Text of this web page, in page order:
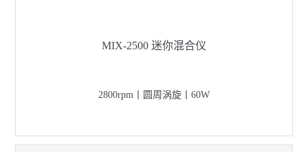
MIX-2500 迷你混合仪
2800rpm丨圆周涡旋丨60W